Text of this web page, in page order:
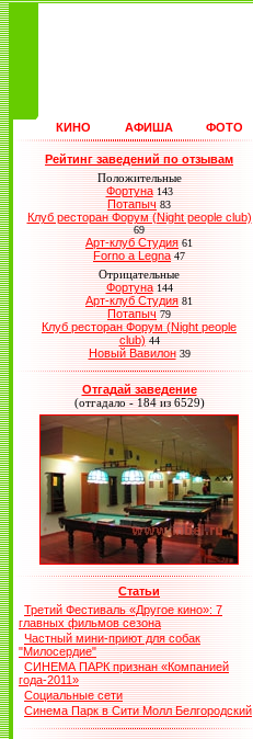
КИНО АФИША ФОТО
Рейтинг заведений по отзывам
Положительные
Фортуна 143
Потапыч 83
Клуб ресторан Форум (Night people club)
69
Арт-клуб Студия 61
Forno a Legna 47
Отрицательные
Фортуна 144
Арт-клуб Студия 81
Потапыч 79
Клуб ресторан Форум (Night people
club) 44
Новый Вавилон 39
Отгадай заведение
(отгадало - 184 из 6529)
Статьи
Третий Фестиваль «Другое кино»: 7
главных фильмов сезона
Частный мини-приют для собак
"Милосердие"
СИНЕМА ПАРК признан «Компанией
года-2011»
Социальные сети
Синема Парк в Сити Молл Белгородский